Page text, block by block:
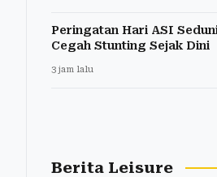
Peringatan Hari ASI
Cegah Stunting Sejak Dini
3 jam lalu
Berita Leisure